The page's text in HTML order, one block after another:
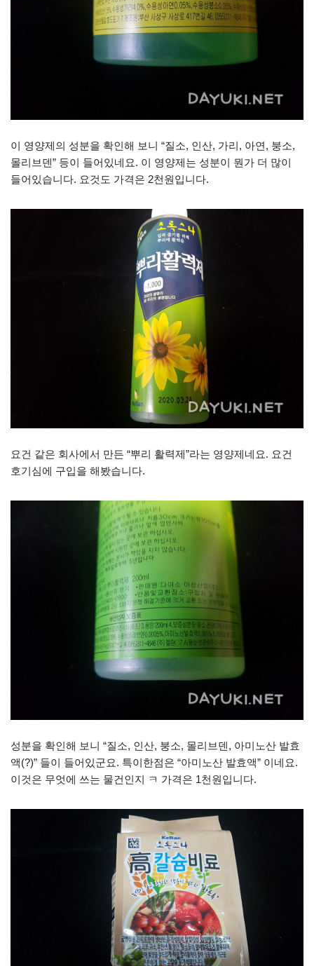
이 영양제의 성분을 확인해 보니 “질소, 인산, 가리, 아연, 붕소,
몰리브덴” 등이 들어있네요. 이 영양제는 성분이 뭔가 더 많이
들어있습니다. 요것도 가격은 2천원입니다.
요건 같은 회사에서 만든 “뿌리 활력제”라는 영양제네요. 요건
호기심에 구입을 해봤습니다.
성분을 확인해 보니 “질소, 인산, 붕소, 몰리브덴, 아미노산 발효
액(?)” 들이 들어있군요. 특이한점은 “아미노산 발효액” 이네요.
이것은 무엇에 쓰는 물건인지 ㅋ 가격은 1천원입니다.